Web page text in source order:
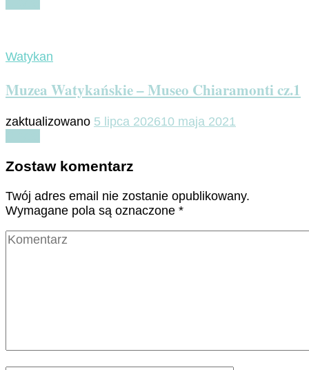
Watykan
Muzea Watykańskie – Museo Chiaramonti cz.1
zaktualizowano 5 lipca 202610 maja 2021
Zostaw komentarz
Twój adres email nie zostanie opublikowany.
Wymagane pola są oznaczone *